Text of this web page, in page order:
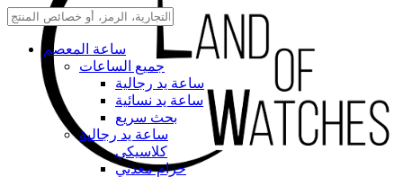
ساعة المعصم
جميع الساعات
ساعة يد رجالية
ساعة يد نسائية
بحث سريع
ساعة يد رجالية
كلاسيكي
حزام معدني